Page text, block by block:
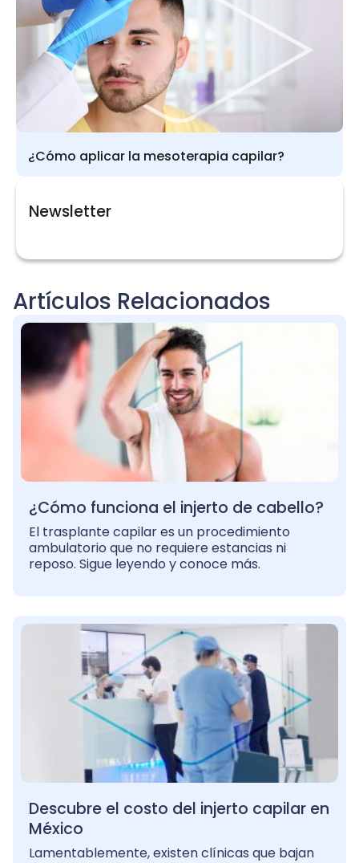
¿Cómo aplicar la mesoterapia capilar?
Newsletter
Artículos Relacionados
¿Cómo funciona el injerto de cabello?
El trasplante capilar es un procedimiento
ambulatorio que no requiere estancias ni
reposo. Sigue leyendo y conoce más.
Descubre el costo del injerto capilar en
México
Lamentablemente, existen clínicas que bajan